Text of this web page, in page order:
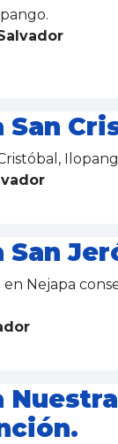
San
San
Nejapa